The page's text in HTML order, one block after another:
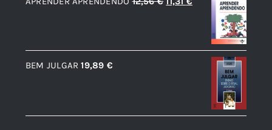
era:
é:
era:
atual
é:
11,31 €.
BEM JULGAR 19,89 €